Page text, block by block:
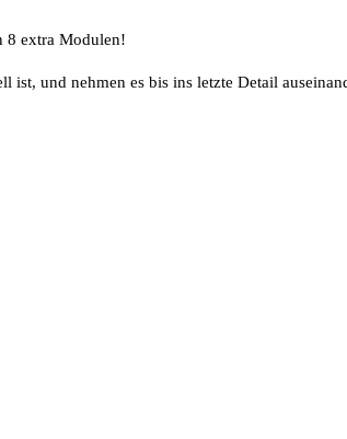
8 extra Modulen!
und nehmen es bis ins letzte Detail